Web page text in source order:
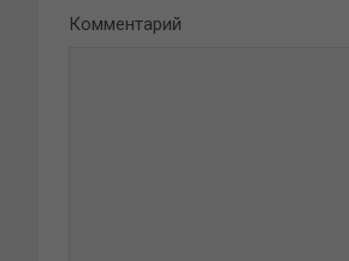
Комментарий